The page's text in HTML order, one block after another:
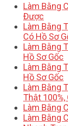
Làm Bằng
Được
Làm Bằng
Có Hồ Sơ
Làm Bằng
Hồ Sơ Gốc
Làm Bằng
Hồ Sơ Gốc
Làm Bằng
Thật 100%,
Làm Bằng
Làm Bằng